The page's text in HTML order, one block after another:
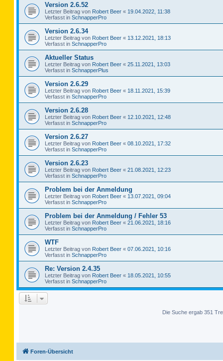
Version 2.6.52
Letzter Beitrag von Robert Beer « 19.04.2022, 11:38
Verfasst in SchnapperPro
Version 2.6.34
Letzter Beitrag von Robert Beer « 13.12.2021, 18:13
Verfasst in SchnapperPro
Aktueller Status
Letzter Beitrag von Robert Beer « 25.11.2021, 13:03
Verfasst in SchnapperPlus
Version 2.6.29
Letzter Beitrag von Robert Beer « 18.11.2021, 15:39
Verfasst in SchnapperPro
Version 2.6.28
Letzter Beitrag von Robert Beer « 12.10.2021, 12:48
Verfasst in SchnapperPro
Version 2.6.27
Letzter Beitrag von Robert Beer « 08.10.2021, 17:32
Verfasst in SchnapperPro
Version 2.6.23
Letzter Beitrag von Robert Beer « 21.08.2021, 12:23
Verfasst in SchnapperPro
Problem bei der Anmeldung
Letzter Beitrag von Robert Beer « 13.07.2021, 09:04
Verfasst in SchnapperPro
Problem bei der Anmeldung / Fehler 53
Letzter Beitrag von Robert Beer « 21.06.2021, 18:16
Verfasst in SchnapperPro
WTF
Letzter Beitrag von Robert Beer « 07.06.2021, 10:16
Verfasst in SchnapperPro
Re: Version 2.4.35
Letzter Beitrag von Robert Beer « 18.05.2021, 10:55
Verfasst in SchnapperPro
Die Suche ergab 351
Foren-Übersicht